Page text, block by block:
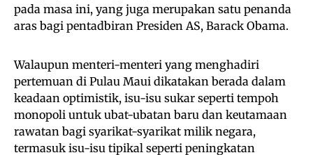
pada masa ini, yang juga merupakan satu penanda
aras bagi pentadbiran Presiden AS, Barack Obama.
Walaupun menteri-menteri yang menghadiri
pertemuan di Pulau Maui dikatakan berada dalam
keadaan optimistik, isu-isu sukar seperti tempoh
monopoli untuk ubat-ubatan baru dan keutamaan
rawatan bagi syarikat-syarikat milik negara,
termasuk isu-isu tipikal seperti peningkatan